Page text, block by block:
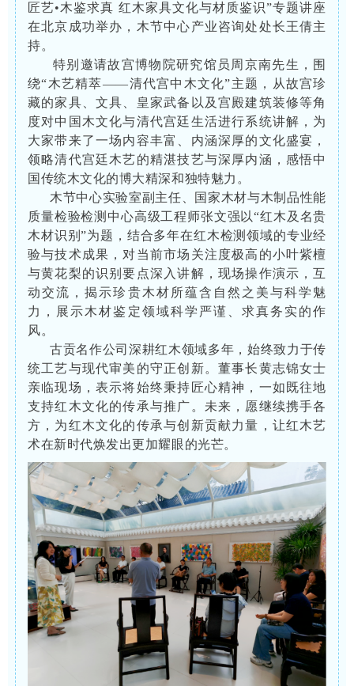
匠艺•木鉴求真 红木家具文化与材质鉴识”专题讲座
在北京成功举办，木节中心产业咨询处处长王倩主
持。
特别邀请故宫博物院研究馆员周京南先生，围
绕“木艺精萃——清代宫中木文化”主题，从故宫珍
藏的家具、文具、皇家武备以及宫殿建筑装修等角
度对中国木文化与清代宫廷生活进行系统讲解，为
大家带来了一场内容丰富、内涵深厚的文化盛宴，
领略清代宫廷木艺的精湛技艺与深厚内涵，感悟中
国传统木文化的博大精深和独特魅力。
木节中心实验室副主任、国家木材与木制品性能
质量检验检测中心高级工程师张文强以“红木及名贵
木材识别”为题，结合多年在红木检测领域的专业经
验与技术成果，对当前市场关注度极高的小叶紫檀
与黄花梨的识别要点深入讲解，现场操作演示，互
动交流，揭示珍贵木材所蕴含自然之美与科学魅
力，展示木材鉴定领域科学严谨、求真务实的作
风。
古贡名作公司深耕红木领域多年，始终致力于传
统工艺与现代审美的守正创新。董事长黄志锦女士
亲临现场，表示将始终秉持匠心精神，一如既往地
支持红木文化的传承与推广。未来，愿继续携手各
方，为红木文化的传承与创新贡献力量，让红木艺
术在新时代焕发出更加耀眼的光芒。